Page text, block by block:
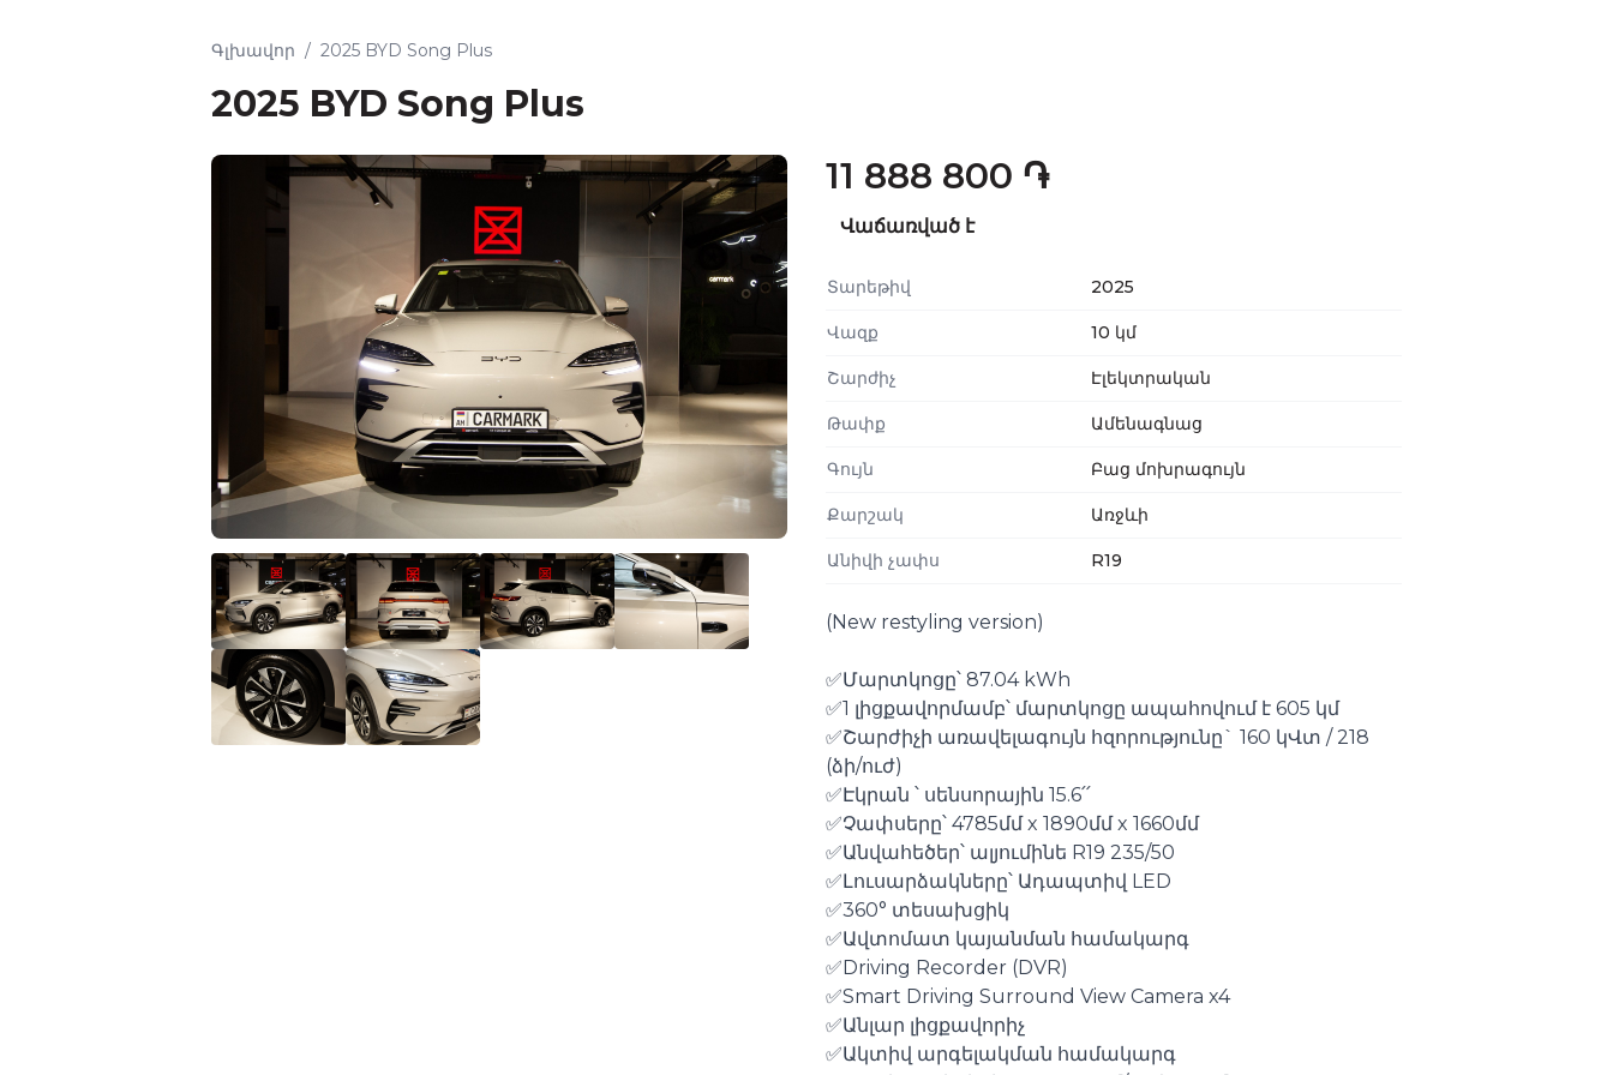
Գլխավոր / 2025 BYD Song Plus
2025 BYD Song Plus
11 888 800 ֏
Վաճառված է
Տարեթիվ 2025
Վազք 10 կմ
Շարժիչ Էլեկտրական
Թափք Ամենագնաց
Գույն Բաց մոխրագույն
Քարշակ Առջևի
Անիվի չափս R19
(New restyling version)⁠
✅Մարտկոցը՝ 87.04 kWh
✅1 լիցքավորմամբ՝ մարտկոցը ապահովում է 605 կմ
✅Շարժիչի առավելագույն հզորությունը` 160 կՎտ / 218
(ձի/ուժ)
✅Էկրան ՝ սենսորային 15.6՛՛
✅Չափսերը՝ 4785մմ x 1890մմ x 1660մմ
✅Անվահեծեր՝ ալյումինե R19 235/50
✅Լուսարձակները՝ Ադապտիվ LED
✅360° տեսախցիկ
✅Ավտոմատ կայանման համակարգ
✅Driving Recorder (DVR)
✅Smart Driving Surround View Camera x4
✅Անլար լիցքավորիչ
✅Ակտիվ արգելակման համակարգ